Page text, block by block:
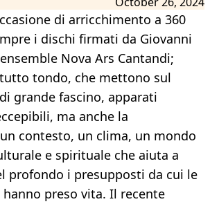
di arricchimento a 360
i dischi firmati da Giovanni
Nova Ars Cantandi;
tondo, che mettono sul
grande fascino, apparati
ma anche la
contesto, un clima, un mondo
e spirituale che aiuta a
profondo i presupposti da cui le
preso vita. Il recente